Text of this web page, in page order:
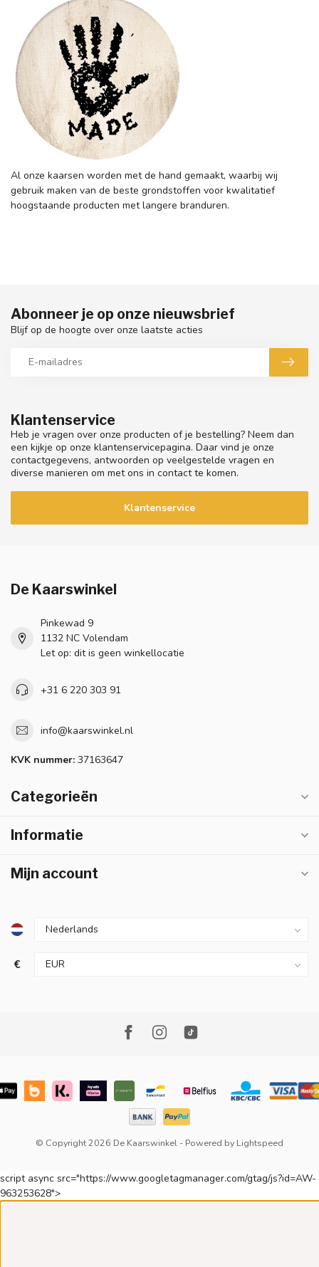
Al onze kaarsen worden met de hand gemaakt, waarbij wij
gebruik maken van de beste grondstoffen voor kwalitatief
hoogstaande producten met langere branduren.
Klantenservice
Heb je vragen over onze producten of je bestelling? Neem dan
een kijkje op onze klantenservicepagina. Daar vind je onze
contactgegevens, antwoorden op veelgestelde vragen en
diverse manieren om met ons in contact te komen.
Klantenservice
Abonneer je op onze nieuwsbrief
Blijf op de hoogte over onze laatste acties
De Kaarswinkel
Pinkewad 9
1132 NC Volendam
Let op: dit is geen winkellocatie
+31 6 220 303 91
info@kaarswinkel.nl
KVK nummer: 37163647
Categorieën
Informatie
Mijn account
€
© Copyright 2026 De Kaarswinkel - Powered by Lightspeed
script async src="https://www.googletagmanager.com/gtag/js?id=AW-
963253628">